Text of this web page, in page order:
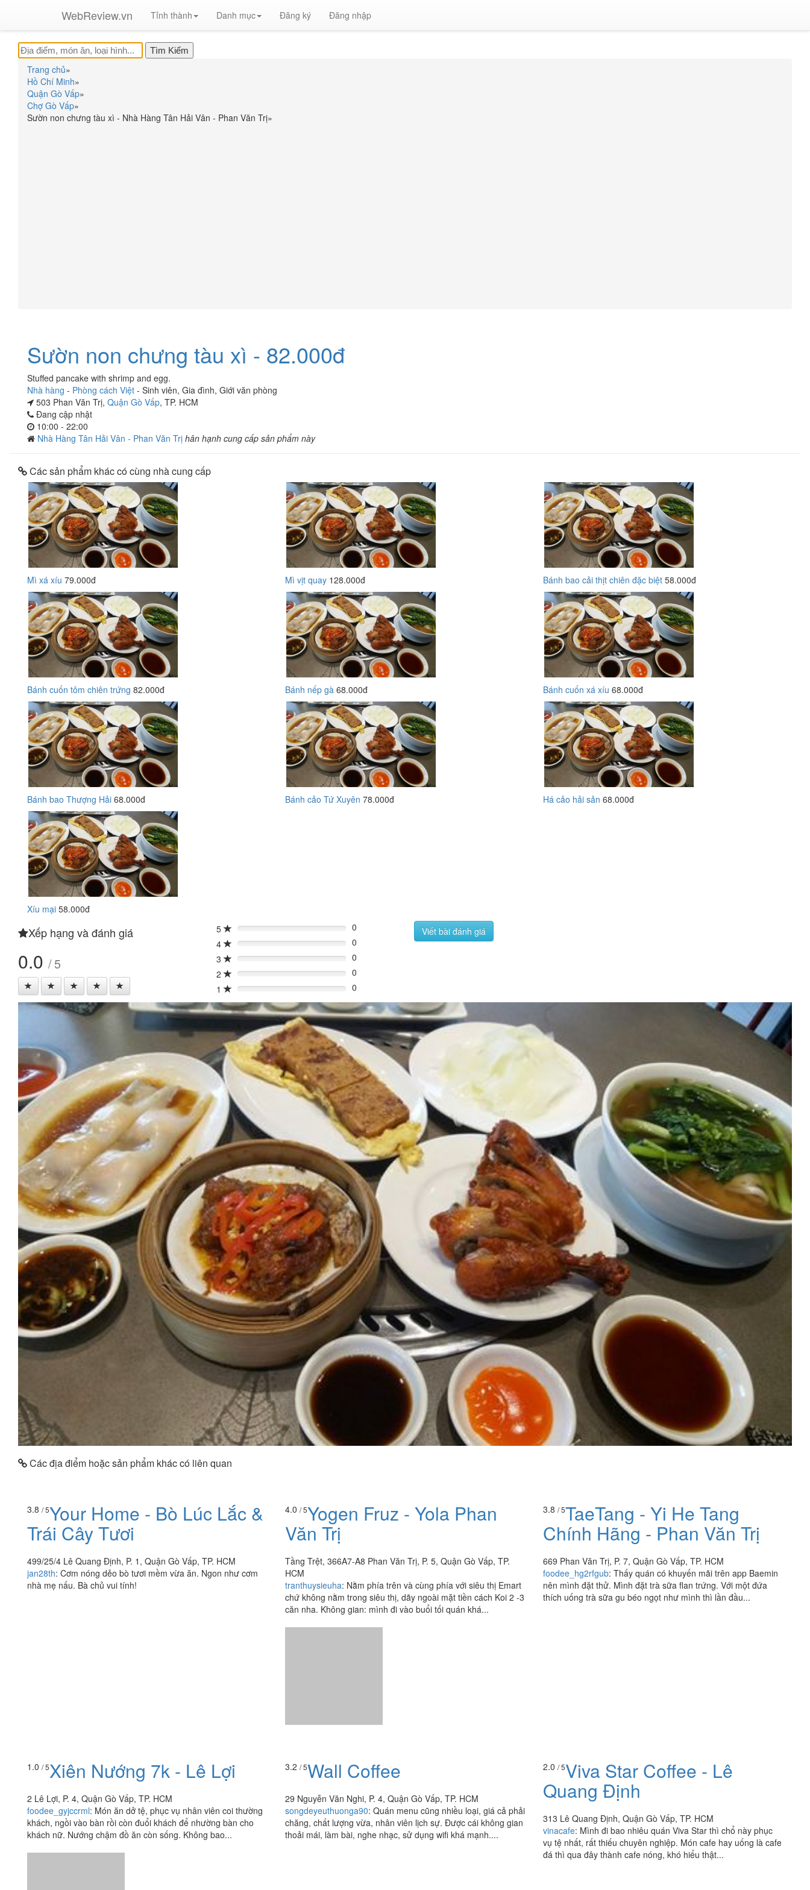
WebReview.vn Tỉnh thành Danh mục Đăng ký Đăng nhập
Trang chủ»
Hồ Chí Minh»
Quận Gò Vấp»
Chợ Gò Vấp»
Sườn non chưng tàu xì - Nhà Hàng Tân Hải Vân - Phan Văn Trị»
Sườn non chưng tàu xì - 82.000đ
Stuffed pancake with shrimp and egg.
Nhà hàng - Phòng cách Việt - Sinh viên, Gia đình, Giới văn phòng
503 Phan Văn Trị, Quận Gò Vấp, TP. HCM
Đang cập nhật
10:00 - 22:00
Nhà Hàng Tân Hải Vân - Phan Văn Trị hân hạnh cung cấp sản phẩm này
Các sản phẩm khác có cùng nhà cung cấp
Mì xá xíu 79.000đ Mì vịt quay 128.000đ Bánh bao cải thịt chiên đặc biệt 58.000đ
Bánh cuốn tôm chiên trứng 82.000đ Bánh nếp gà 68.000đ Bánh cuốn xá xíu 68.000đ
Bánh bao Thượng Hải 68.000đ Bánh cảo Tứ Xuyên 78.000đ Há cảo hải sản 68.000đ
Xíu mại 58.000đ
Xếp hạng và đánh giá
0.0 / 5
5 0%
0
4
0%
0
3
0%
0
2
0%
0
1
0% 0
Viết bài đánh giá
Các địa điểm hoặc sản phẩm khác có liên quan
3.8 / 5Your Home - Bò Lúc Lắc &
Trái Cây Tươi
499/25/4 Lê Quang Định, P. 1, Quận Gò Vấp, TP. HCM
jan28th: Cơm nóng dẻo bò tươi mềm vừa ăn. Ngon như cơm
nhà mẹ nấu. Bà chủ vui tính!
4.0 / 5Yogen Fruz - Yola Phan
Văn Trị
Tầng Trệt, 366A7-A8 Phan Văn Trị, P. 5, Quận Gò Vấp, TP.
HCM
tranthuysieuha: Nằm phía trên và cùng phía với siêu thị Emart
chứ không nằm trong siêu thị, dãy ngoài mặt tiền cách Koi 2 -3
căn nha. Không gian: mình đi vào buổi tối quán khá...
3.8 / 5TaeTang - Yi He Tang
Chính Hãng - Phan Văn Trị
669 Phan Văn Trị, P. 7, Quận Gò Vấp, TP. HCM
foodee_hg2rfgub: Thấy quán có khuyến mãi trên app Baemin
nên mình đặt thử. Mình đặt trà sữa flan trứng. Với một đứa
thích uống trà sữa gu béo ngọt như mình thì lần đầu...
đá thì qua đây thành cafe nóng, khó hiểu thật...